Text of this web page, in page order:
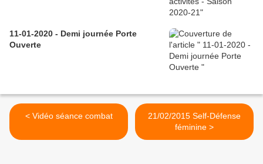
11-01-2020 - Demi journée Porte
Ouverte
< Vidéo séance combat
21/02/2015 Self-Défense
féminine >